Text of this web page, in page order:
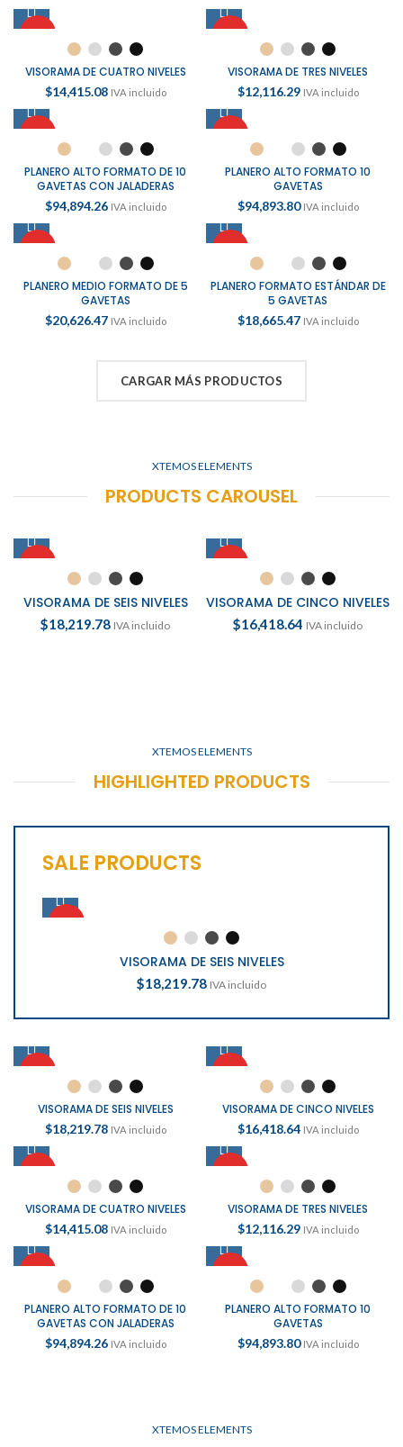
VISORAMA DE CUATRO NIVELES
$14,415.08 IVA incluido
VISORAMA DE TRES NIVELES
$12,116.29 IVA incluido
PLANERO ALTO FORMATO DE 10
GAVETAS CON JALADERAS
$94,894.26 IVA incluido
PLANERO ALTO FORMATO 10
GAVETAS
$94,893.80 IVA incluido
PLANERO MEDIO FORMATO DE 5
GAVETAS
$20,626.47 IVA incluido
PLANERO FORMATO ESTÁNDAR DE
5 GAVETAS
$18,665.47 IVA incluido
CARGAR MÁS PRODUCTOS
XTEMOS ELEMENTS
PRODUCTS CAROUSEL
VISORAMA DE SEIS NIVELES
$18,219.78 IVA incluido
VISORAMA DE CINCO NIVELES
$16,418.64 IVA incluido
XTEMOS ELEMENTS
HIGHLIGHTED PRODUCTS
SALE PRODUCTS
VISORAMA DE SEIS NIVELES
$18,219.78 IVA incluido
VISORAMA DE SEIS NIVELES
$18,219.78 IVA incluido
VISORAMA DE CINCO NIVELES
$16,418.64 IVA incluido
VISORAMA DE CUATRO NIVELES
$14,415.08 IVA incluido
VISORAMA DE TRES NIVELES
$12,116.29 IVA incluido
PLANERO ALTO FORMATO DE 10
GAVETAS CON JALADERAS
$94,894.26 IVA incluido
PLANERO ALTO FORMATO 10
GAVETAS
$94,893.80 IVA incluido
XTEMOS ELEMENTS